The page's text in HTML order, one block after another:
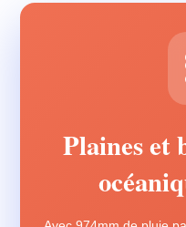
Plaines et